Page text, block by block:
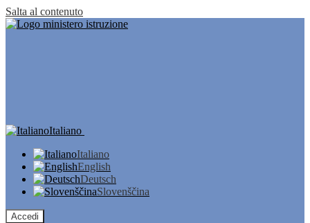
Salta al contenuto
Italiano
Italiano
English
Deutsch
Slovenščina
Accedi